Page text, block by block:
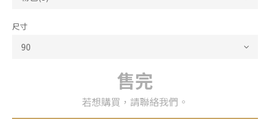
尺寸
售完
若想購買，請聯絡我們。